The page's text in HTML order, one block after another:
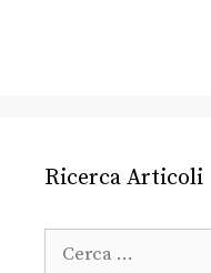
Ricerca Articoli